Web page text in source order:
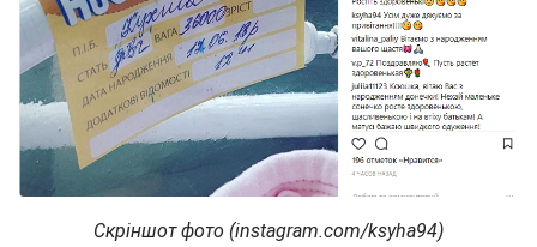
Скріншот фото (instagram.com/ksyha94)